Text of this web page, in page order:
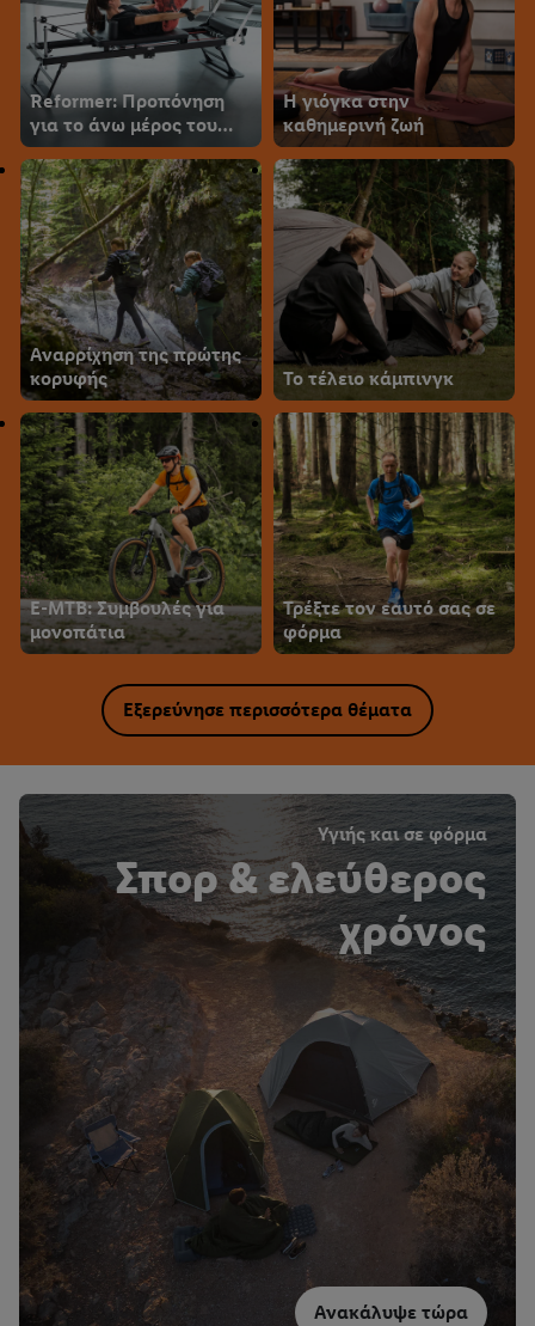
Reformer: Προπόνηση
για το άνω μέρος του
σώματος
Η γιόγκα στην
καθημερινή ζωή
Αναρρίχηση της πρώτης
κορυφής
Το τέλειο κάμπινγκ
E-MTB: Συμβουλές για
μονοπάτια
Τρέξτε τον εαυτό σας σε
φόρμα
Εξερεύνησε περισσότερα θέματα
Υγιής και σε φόρμα
Σπορ & ελεύθερος
χρόνος
Ανακάλυψε τώρα